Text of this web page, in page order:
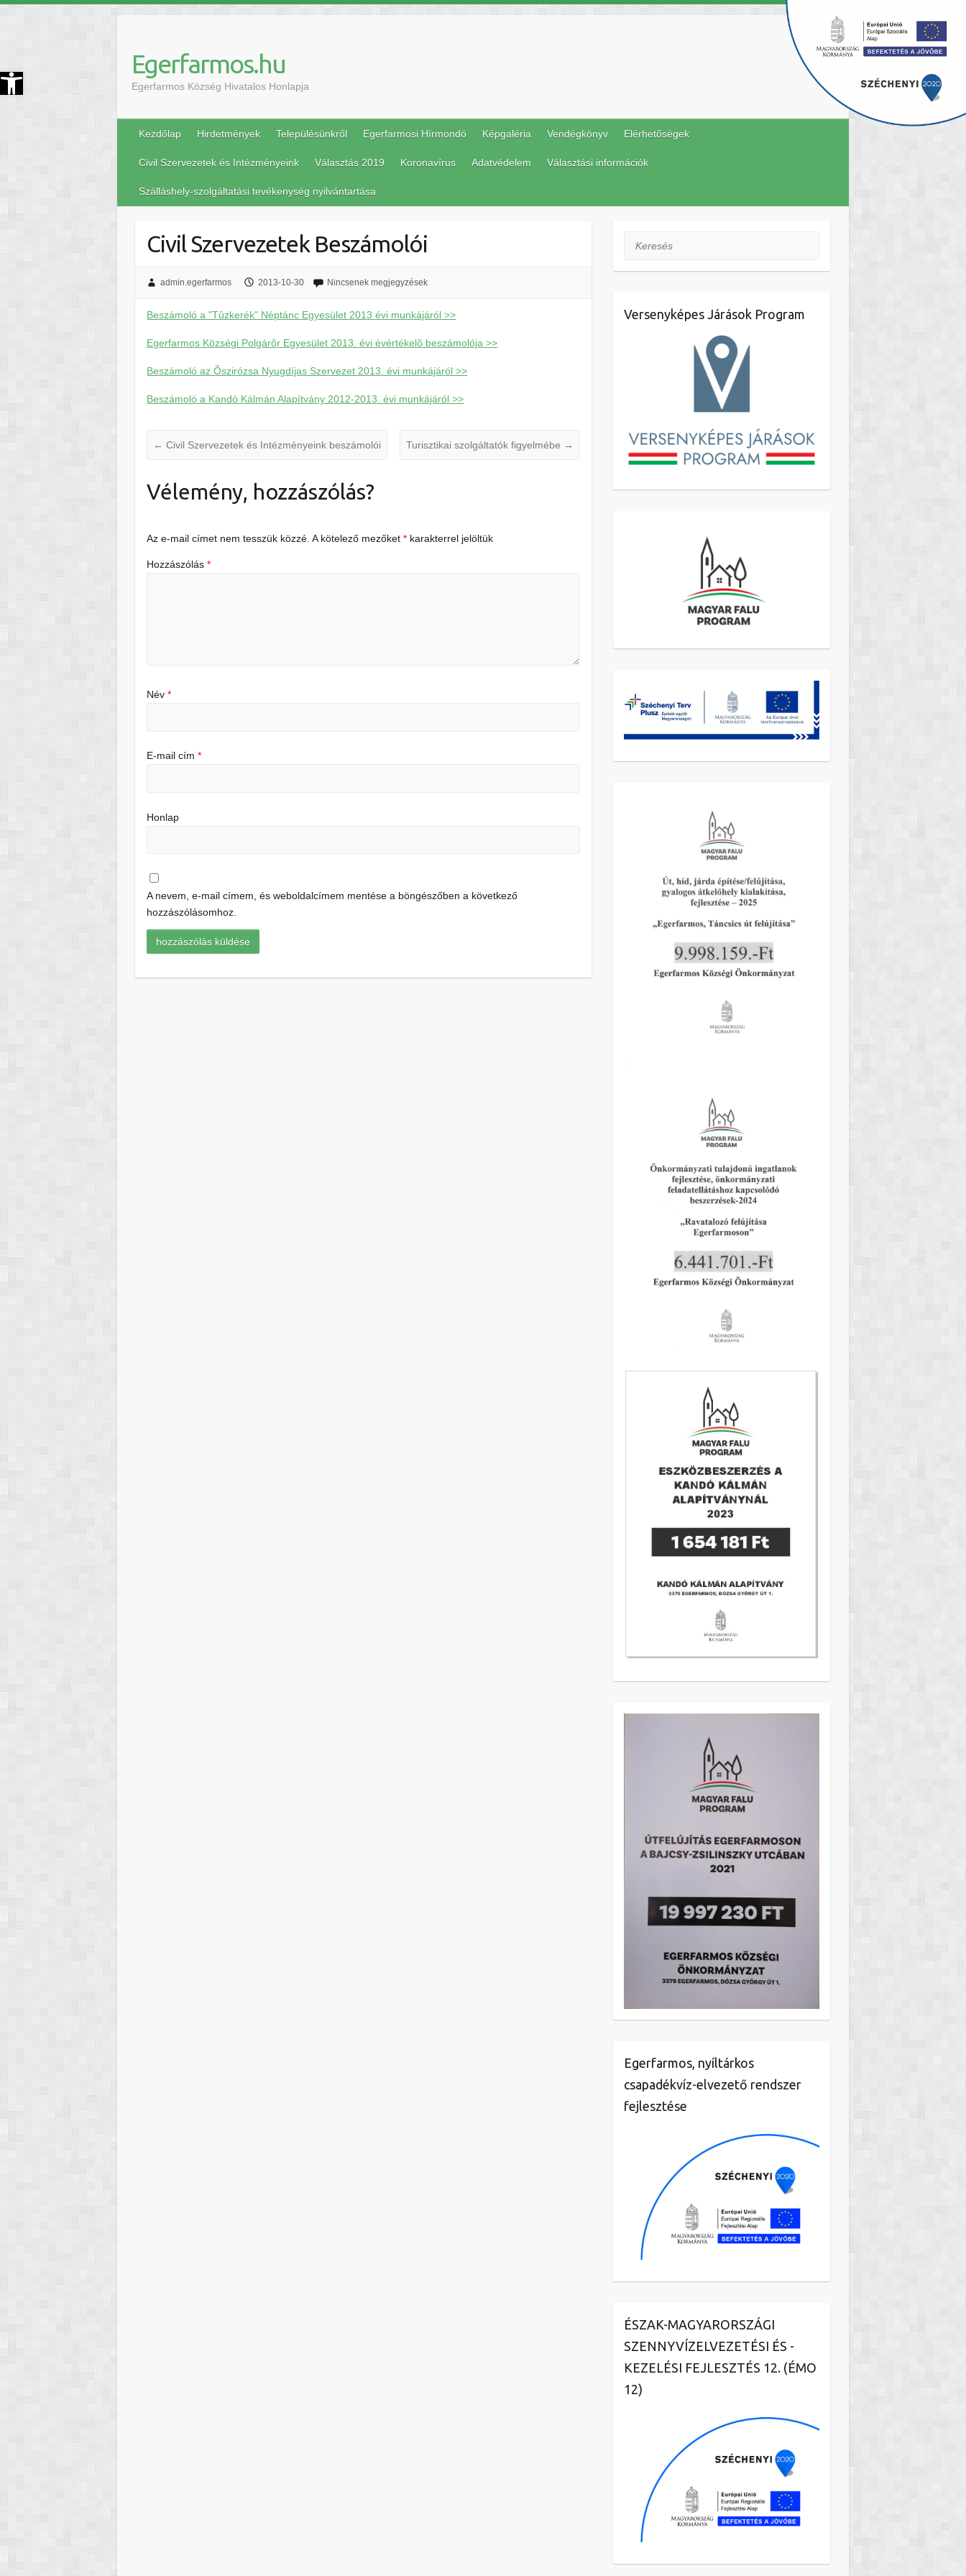
Eszköztár megnyitása Egerfarmos.hu
Egerfarmos Község Hivatalos Honlapja
Kezdőlap Hirdetmények Településünkről Egerfarmosi Hírmondó Képgaléria Vendégkönyv Elérhetőségek
Civil Szervezetek és Intézményeink Választás 2019 Koronavírus Adatvédelem Választási információk
Szálláshely-szolgáltatási tevékenység nyilvántartása
Civil Szervezetek Beszámolói
admin.egerfarmos 2013-10-30 Nincsenek megjegyzések
Beszámoló a "Tûzkerék" Néptánc Egyesület 2013 évi munkájáról >>
Egerfarmos Községi Polgárõr Egyesület 2013. évi évértékelõ beszámolója >>
Beszámoló az Õszirózsa Nyugdíjas Szervezet 2013. évi munkájáról >>
Beszámoló a Kandó Kálmán Alapítvány 2012-2013. évi munkájáról >>
← Civil Szervezetek és Intézményeink beszámolói Turisztikai szolgáltatók figyelmébe →
Vélemény, hozzászólás?
Az e-mail címet nem tesszük közzé. A kötelező mezőket* karakterrel jelöltük
Hozzászólás*
Név*
E-mail cím*
Honlap
A nevem, e-mail címem, és weboldalcímem mentése a böngészőben a következő
hozzászólásomhoz.
Keresés
Versenyképes Járások Program
Egerfarmos, nyíltárkos
csapadékvíz-elvezető rendszer
fejlesztése
ÉSZAK-MAGYARORSZÁGI
SZENNYVÍZELVEZETÉSI ÉS -
KEZELÉSI FEJLESZTÉS 12. (ÉMO
12)